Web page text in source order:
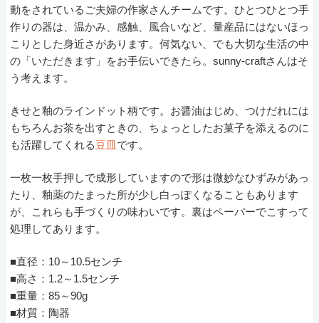
動をされているご夫婦の作家さんチームです。ひとつひとつ手
作りの器は、温かみ、感触、風合いなど、量産品にはないほっ
こりとした身近さがあります。何気ない、でも大切な生活の中
の「いただきます」をお手伝いできたら。sunny-craftさんはそ
う考えます。
きせと釉のラインドット柄です。お醤油はじめ、つけだれには
もちろんお茶を出すときの、ちょっとしたお菓子を添えるのに
も活躍してくれる豆皿 です。
一枚一枚手押しで成形していますので形は微妙なひずみがあっ
たり、釉薬のたまった所が少し白っぽくなることもあります
が、これらも手づくりの味わいです。裏はペーパーでこすって
処理してあります。
■直径：10～10.5センチ
■高さ：1.2～1.5センチ
■重量：85～90g
■材質：陶器